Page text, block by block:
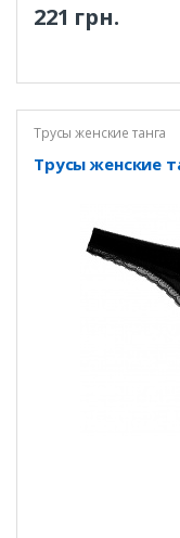
221 грн.
Трусы женские танга
Трусы женские